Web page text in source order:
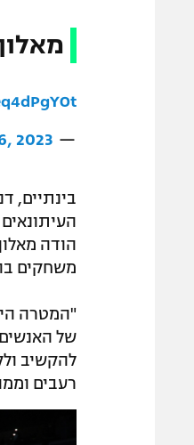
— Denver Nuggets (@nuggets)
2023
בינתיים,
הודה
משחקים
"המטרה
של
להקשיב
רעבים